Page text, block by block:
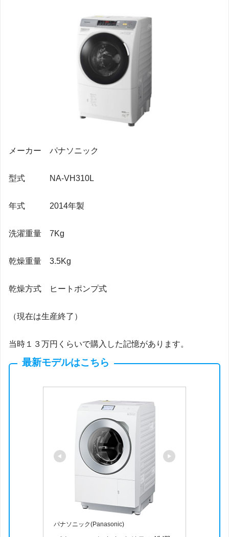
メーカー パナソニック
型式 NA-VH310L
年式 2014年製
洗濯重量 7Kg
乾燥重量 3.5Kg
乾燥方式 ヒートポンプ式
（現在は生産終了）
当時１３万円くらいで購入した記憶があります。
最新モデルはこちら
パナソニック(Panasonic)